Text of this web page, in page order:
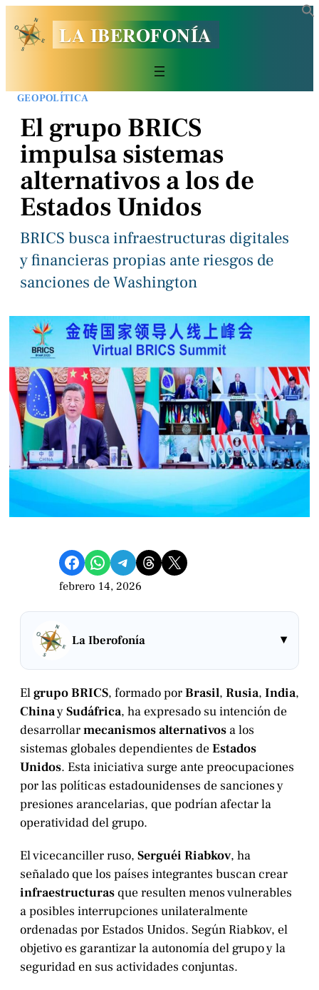
LA IBEROFONÍA
GEOPOLÍTICA
El grupo BRICS
impulsa sistemas
alternativos a los de
Estados Unidos
BRICS busca infraestructuras digitales
y financieras propias ante riesgos de
sanciones de Washington
Compartir en Facebook Compartir en WhatsApp Compartir en Telegram Share on Threads Compartir en X
febrero 14, 2026
La Iberofonía ▾
Elgrupo BRICS, formado porBrasil, Rusia, India,
ChinaySudáfrica, ha expresado su intención de
desarrollarmecanismos alternativos a los
sistemas globales dependientes deEstados
Unidos. Esta iniciativa surge ante preocupaciones
por las políticas estadounidenses de sanciones y
presiones arancelarias, que podrían afectar la
operatividad del grupo.
El vicecanciller ruso, Serguéi Riabkov, ha
señalado que los países integrantes buscan crear
infraestructurasque resulten menos vulnerables
a posibles interrupciones unilateralmente
ordenadas por Estados Unidos. Según Riabkov, el
objetivo es garantizar la autonomía del grupo y la
seguridad en sus actividades conjuntas.